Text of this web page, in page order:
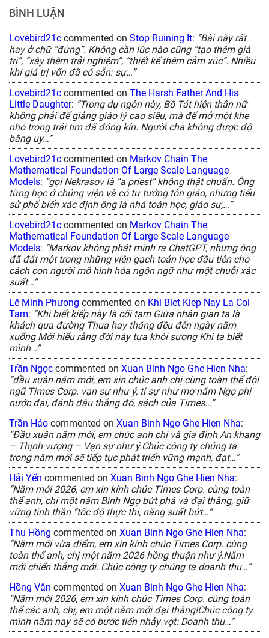
BÌNH LUẬN
Lovebird21c commented on Stop Ruining It: “Bài này rất
hay ở chữ “đừng”. Không cần lúc nào cũng “tạo thêm giá
trị”, “xây thêm trải nghiệm”, “thiết kế thêm cảm xúc”. Nhiều
khi giá trị vốn đã có sẵn: sự…”
Lovebird21c commented on The Harsh Father And His
Little Daughter: “Trong dụ ngôn này, Bồ Tát hiện thân nữ
không phải để giảng giáo lý cao siêu, mà để mở một khe
nhỏ trong trái tim đã đóng kín. Người cha không được độ
bằng uy…”
Lovebird21c commented on Markov Chain The
Mathematical Foundation Of Large Scale Language
Models: “gọi Nekrasov là “a priest” không thật chuẩn. Ông
từng học ở chủng viện và có tư tưởng tôn giáo, nhưng tiểu
sử phổ biến xác định ông là nhà toán học, giáo sư,…”
Lovebird21c commented on Markov Chain The
Mathematical Foundation Of Large Scale Language
Models: “Markov không phát minh ra ChatGPT, nhưng ông
đã đặt một trong những viên gạch toán học đầu tiên cho
cách con người mô hình hóa ngôn ngữ như một chuỗi xác
suất…”
Lê Minh Phương commented on Khi Biet Kiep Nay La Coi
Tam: “Khi biết kiếp này là cõi tạm Giữa nhân gian ta là
khách qua đường Thua hay thắng đều đến ngày nằm
xuống Mới hiểu rằng đời này tựa khói sương Khi ta biết
mình…”
Trần Ngọc commented on Xuan Binh Ngo Ghe Hien Nha:
“đầu xuân năm mới, em xin chúc anh chị cùng toàn thể đội
ngũ Times Corp. vạn sự như ý, tỉ sự như mơ năm Ngọ phi
nước đại, đánh đâu thắng đó, sách của Times…”
Trần Hảo commented on Xuan Binh Ngo Ghe Hien Nha:
“Đầu xuân năm mới, em chúc anh chị và gia đình An khang
– Thịnh vượng – Vạn sự như ý.Chúc công ty chúng ta
trong năm mới sẽ tiếp tục phát triển vững mạnh, đạt…”
Hải Yến commented on Xuan Binh Ngo Ghe Hien Nha:
“Năm mới 2026, em xin kính chúc Times Corp. cùng toàn
thể anh, chị một năm Bính Ngọ bứt phá và đại thắng, giữ
vững tinh thần “tốc độ thực thi, năng suất bứt…”
Thu Hồng commented on Xuan Binh Ngo Ghe Hien Nha:
“Năm mới vừa điểm, em xin kính chúc Times Corp. cùng
toàn thể anh, chị một năm 2026 hồng thuận như ý.Năm
mới chiến thắng mới. Chúc công ty chúng ta doanh thu…”
Hồng Vân commented on Xuan Binh Ngo Ghe Hien Nha:
“Năm mới 2026, em xin kính chúc Times Corp. cùng toàn
thể các anh, chị, em một năm mới đại thắng!Chúc công ty
mình năm nay sẽ có bước tiến nhảy vọt: Doanh thu…”